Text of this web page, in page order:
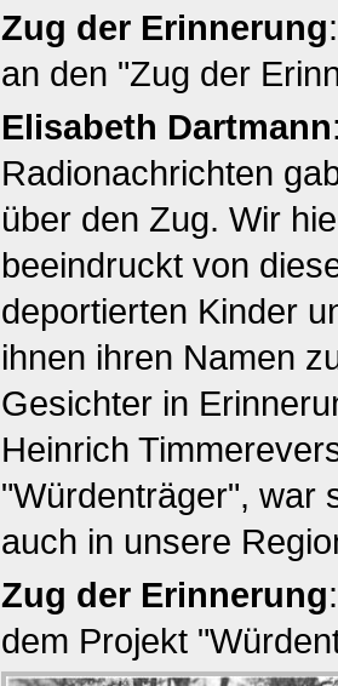
Zug der Erinnerung
an den "Zug der
Elisabeth Dartmann
Radionachrichten
über den Zug. Wir
beeindruckt von
deportierten Kinder
ihnen ihren Namen
Gesichter in
Heinrich
"Würdenträger", war
auch in unsere
Zug der Erinnerung
dem Projekt